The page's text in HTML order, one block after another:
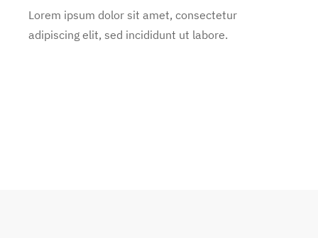
Lorem ipsum dolor sit amet, consectetur
adipiscing elit, sed incididunt ut labore.